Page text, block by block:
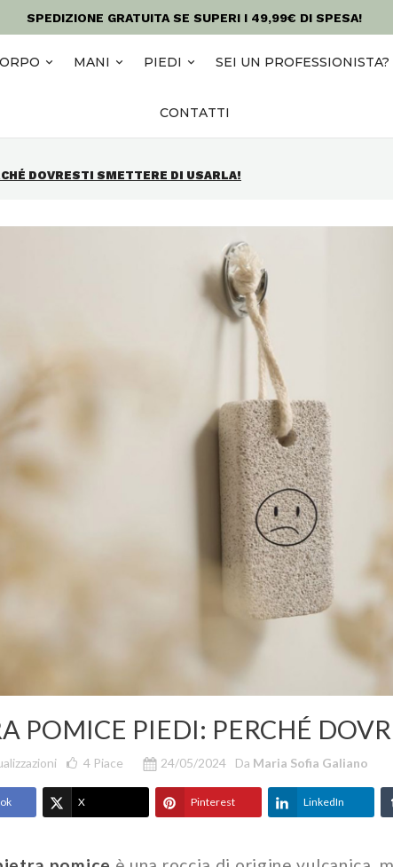
SPEDIZIONE GRATUITA SE SUPERI I 49,99€ DI SPESA!
MANI PIEDI SEI UN PROFESSIONISTA?
CONTATTI
DOVRESTI SMETTERE DI USARLA!
POMICE PIEDI: PERCHÉ
4 Piace 24/05/2024 Da Maria Sofia Galiano
X Pinterest LinkedIn